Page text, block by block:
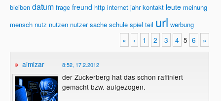
bleiben datum frage freund http internet jahr kontakt leute meinung
mensch nutz nutzen nutzer sache schule spiel teil url werbung
« ‹ 1 2 3 4 5 6 »
aimizar 8:52, 17.2.2012
der Zuckerberg hat das schon raffiniert
gemacht bzw. aufgezogen.